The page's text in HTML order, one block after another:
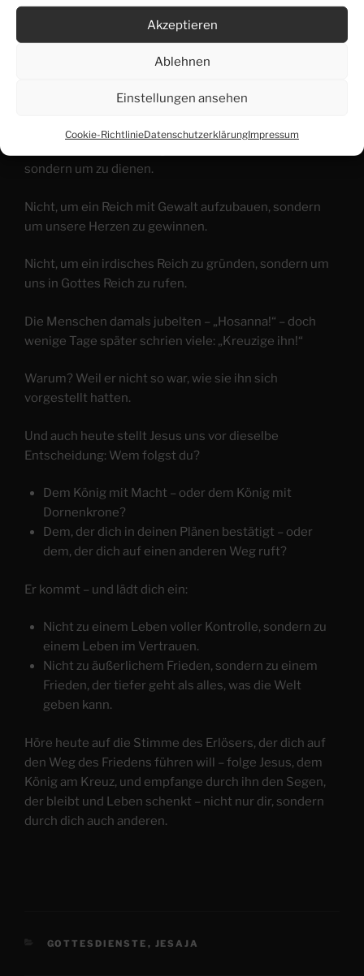
Akzeptieren
Ablehnen
Einstellungen ansehen
Cookie-RichtlinieDatenschutzerklärungImpressum
der wirklich Frieden bringt?
Jesus kommt – nicht hoch zu Ross, nicht mit äußerer
sondern um zu dienen.
Nicht, um ein Reich mit Gewalt aufzubauen, sondern
um unsere Herzen zu gewinnen.
Nicht, um ein irdisches Reich zu gründen, sondern um
uns in Gottes Reich zu rufen.
Die Menschen damals jubelten – „Hosanna!“ – doch
wenige Tage später schrien viele: „Kreuzige ihn!“
Warum? Weil er nicht so war, wie sie ihn sich
vorgestellt hatten.
Und auch heute stellt Jesus uns vor dieselbe
Entscheidung: Wem folgst du?
Dem König mit Macht – oder dem König mit
Dornenkrone?
Dem, der dich in deinen Plänen bestätigt – oder
dem, der dich auf einen anderen Weg ruft?
Er kommt – und lädt dich ein:
Nicht zu einem Leben voller Kontrolle, sondern zu
einem Leben im Vertrauen.
Nicht zu äußerlichem Frieden, sondern zu einem
Frieden, der tiefer geht als alles, was die Welt
geben kann.
Höre heute auf die Stimme des Erlösers, der dich auf
den Weg des Friedens führen will – folge Jesus, dem
König am Kreuz, und empfange durch ihn den Segen,
der bleibt und Leben schenkt – nicht nur dir, sondern
durch dich auch anderen.
KATEGORIEN
GOTTESDIENSTE , JESAJA